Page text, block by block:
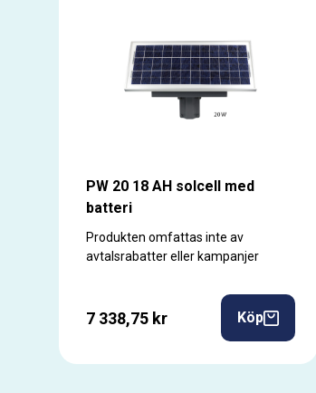
PW 20 18 AH solcell med
batteri
Produkten omfattas inte av
avtalsrabatter eller kampanjer
7 338,75 kr Köp